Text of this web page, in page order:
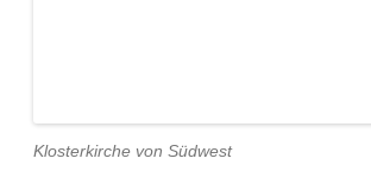
Klosterkirche von Südwest